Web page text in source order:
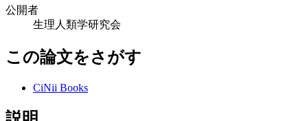
公開者
生理人類学研究会
この論文をさがす
CiNii Books